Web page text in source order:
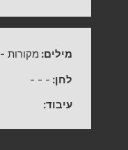
מילים: מקורות-
לחן: -
-
-
עיבוד: